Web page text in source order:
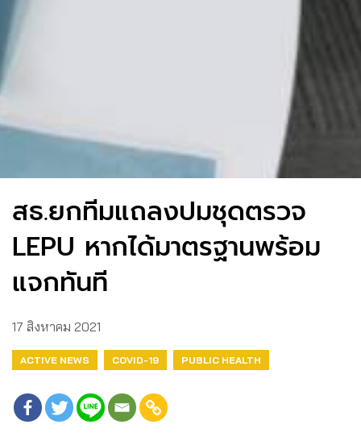
สธ.ยกทีมแถลงปมชุดตรวจ
LEPU หากได้มาตรฐานพร้อม
แจกทันที
17 สิงหาคม 2021
ACTIVE NEWS COVID-19 PUBLIC HEALTH